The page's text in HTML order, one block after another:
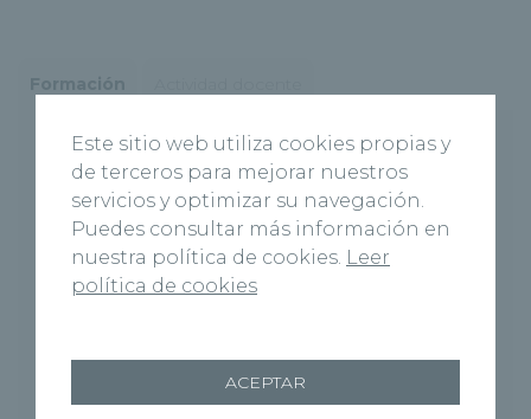
- Licenciado en Medicina por la
Universidad de Salamanca.
- Doctor en Medicina- Apto Cum Laude.
- Premio Extraordinario de doctorado por
la Universidad de Salamanca.
- Especialista vía MIR en Medicina Familiar
- Socio de la SECPOO Sociedad Española
de Cirugía Plástica Ocular y Orbitaria.
Este sitio web utiliza cookies propias y
de terceros para mejorar nuestros
servicios y optimizar su navegación.
Puedes consultar más información en
nuestra política de cookies. Leer
política de cookies
ACEPTAR